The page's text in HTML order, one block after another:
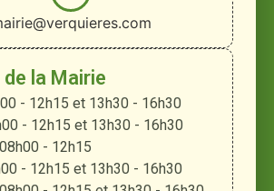
la Mairie
- 12h15 et 13h30 - 16h30
- 12h15 et 13h30 - 16h30
- 12h15
- 12h15 et 13h30 - 16h30